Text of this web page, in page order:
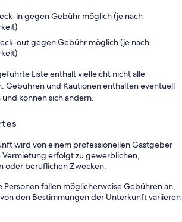
in gegen Gebühr möglich (je nach
out gegen Gebühr möglich (je nach
Liste enthält vielleicht nicht alle
Gebühren und Kautionen enthalten eventuell
können sich ändern.
wird von einem professionellen Gastgeber
Vermietung erfolgt zu gewerblichen,
oder beruflichen Zwecken.
Personen fallen möglicherweise Gebühren an,
den Bestimmungen der Unterkunft variieren